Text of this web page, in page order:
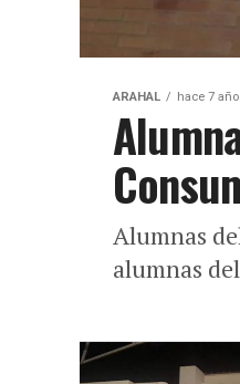
ARAHAL hace 7
Alumnas
alumnas